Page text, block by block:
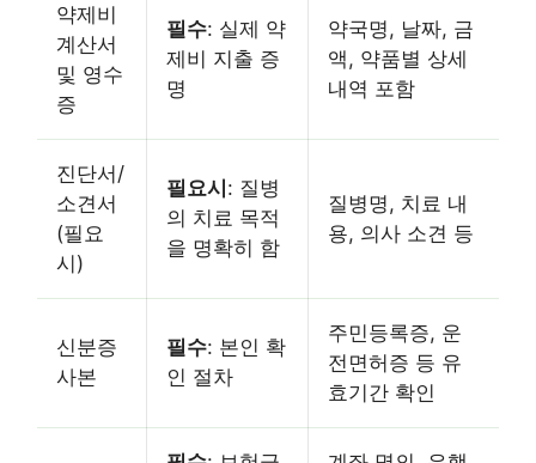
약제비
계산서
및 영수
증
필수: 실제 약
제비 지출 증
명
약국명, 날짜, 금
액, 약품별 상세
내역 포함
진단서/
소견서
(필요
시)
필요시: 질병
의 치료 목적
을 명확히 함
질병명, 치료 내
용, 의사 소견 등
신분증
사본
필수: 본인 확
인 절차
주민등록증, 운
전면허증 등 유
효기간 확인